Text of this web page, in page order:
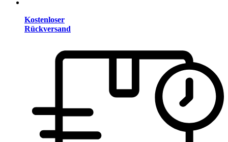
Kostenloser
Rückversand